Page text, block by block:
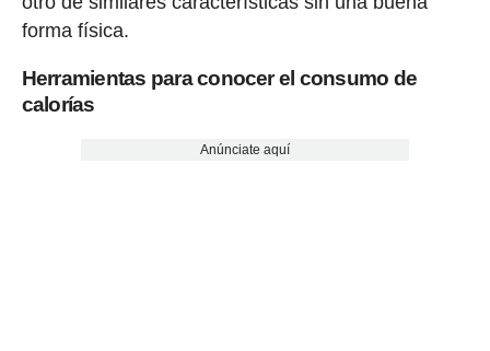
forma física.
Herramientas para conocer el consumo de
calorías
Anúnciate aquí